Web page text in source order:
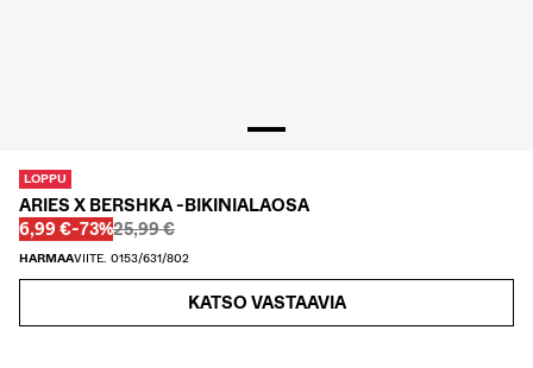
LOPPU
ARIES X BERSHKA -BIKINIALAOSA
ALENNETTU HINTA
6,99 €ALENNUS
-73%Ennen
25,99 €
Ennen
HARMAAVIITE. 0153/631/802
KATSO VASTAAVIA
VIIMEISET PÄIVÄT
SELLERS